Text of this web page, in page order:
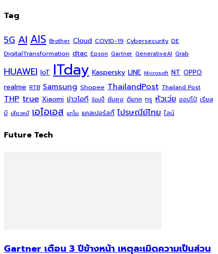
Tag
5G AI AIS Brother Cloud COVID-19 Cybersecurity DE
DigitalTransformation dtac Epson Gartner GenerativeAI Grab
HUAWEI IoT ITday Kaspersky LINE Microsoft NT OPPO
realme RTB Samsung Shopee ThailandPost Thailand Post
THP true Xiaomi ข่าวไอที ช้อปปี้ ซัมซุง ดีแทค ทรู หัวเว่ย ออปโป้ เรียล
มี เสียวหมี่ เอไอเอส แกร็บ แคสเปอร์สกี้ ไปรษณีย์ไทย ไลน์
Future Tech
Gartner เตือน 3 ปีข้างหน้า เหตุละเมิดความเป็นส่วน